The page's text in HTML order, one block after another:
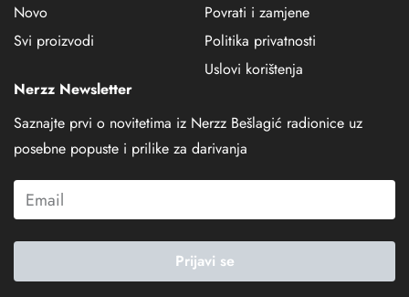
Novo
Svi proizvodi
Povrati i zamjene
Politika privatnosti
Uslovi korištenja
Nerzz Newsletter
Saznajte prvi o novitetima iz Nerzz Bešlagić radionice uz
posebne popuste i prilike za darivanja
Prijavi se